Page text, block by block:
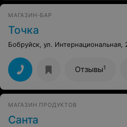
МАГАЗИН-БАР
Точка
Бобруйск, ул. Интернациональная,
Отзывы1
МАГАЗИН ПРОДУКТОВ
Санта